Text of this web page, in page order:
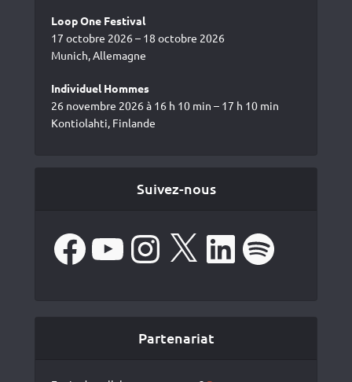
Loop One Festival
17 octobre 2026 – 18 octobre 2026
Munich, Allemagne
Individuel Hommes
26 novembre 2026 à 16 h 10 min – 17 h 10 min
Kontiolahti, Finlande
Suivez-nous
FacebookYouTube Instagram LinkedIn Spotify
Partenariat